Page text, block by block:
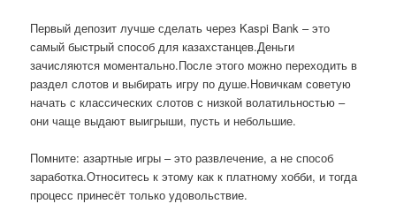
Первый депозит лучше сделать через Kaspi Bank – это
самый быстрый способ для казахстанцев.Деньги
зачисляются моментально.После этого можно переходить в
раздел слотов и выбирать игру по душе.Новичкам советую
начать с классических слотов с низкой волатильностью –
они чаще выдают выигрыши, пусть и небольшие.
Помните: азартные игры – это развлечение, а не способ
заработка.Относитесь к этому как к платному хобби, и тогда
процесс принесёт только удовольствие.